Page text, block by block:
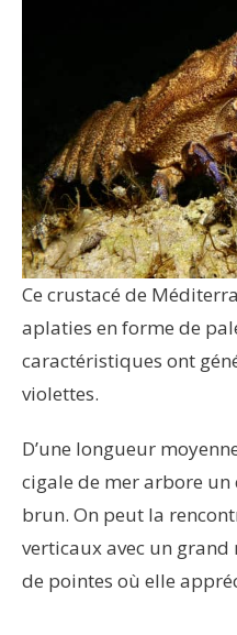
Ce crustacé de
aplaties en forme de
caractéristiques ont
violettes.
D’une longueur
cigale de mer arbore
brun. On peut la
verticaux avec un
de pointes où elle